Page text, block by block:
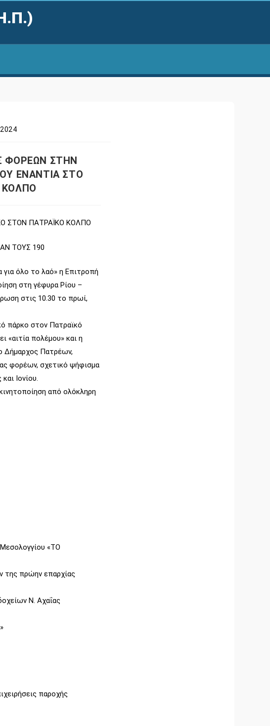
ΦΟΡΕΩΝ ΣΤΗΝ
ΕΝΑΝΤΙΑ ΣΤΟ
ΚΟΛΠΟ
ΣΤΟΝ ΠΑΤΡΑΪΚΟ ΚΟΛΠΟ
ΤΟΥΣ 190
όλο το λαό» η Επιτροπή
στη γέφυρα Ρίου –
στις 10.30 το πρωί,
πάρκο στον Πατραϊκό
«αιτία πολέμου» και η
Δήμαρχος Πατρέων,
φορέων, σχετικό ψήφισμα
Ιονίου.
από ολόκληρη
«ΤΟ
της πρώην επαρχίας
Ν. Αχαΐας
παροχής